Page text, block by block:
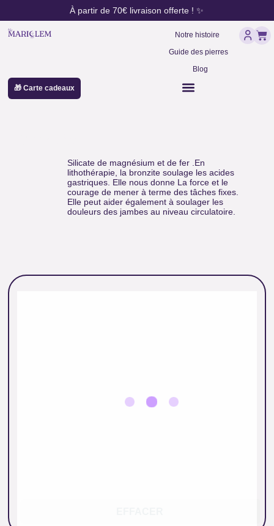
au
contenu
À partir de 70€ livraison offerte ! ✨
Notre histoire
Guide des pierres
Blog
🎁 Carte cadeaux
Silicate de magnésium et de fer .En
lithothérapie, la bronzite soulage les acides
gastriques. Elle nous donne La force et le
courage de mener à terme des tâches fixes.
Elle peut aider également à soulager les
douleurs des jambes au niveau circulatoire.